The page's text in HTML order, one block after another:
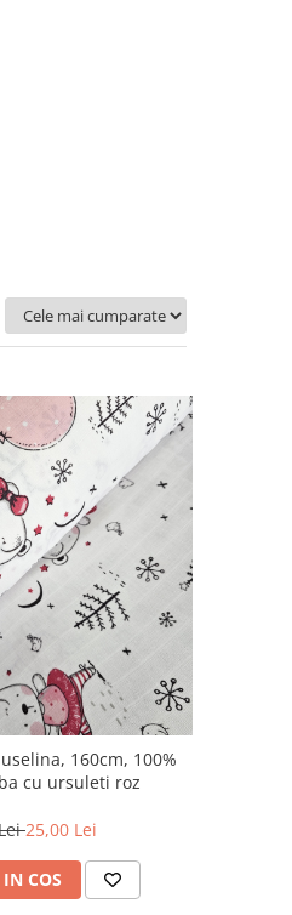
160cm, 100%
cu ursuleti roz
25,00 Lei
COS